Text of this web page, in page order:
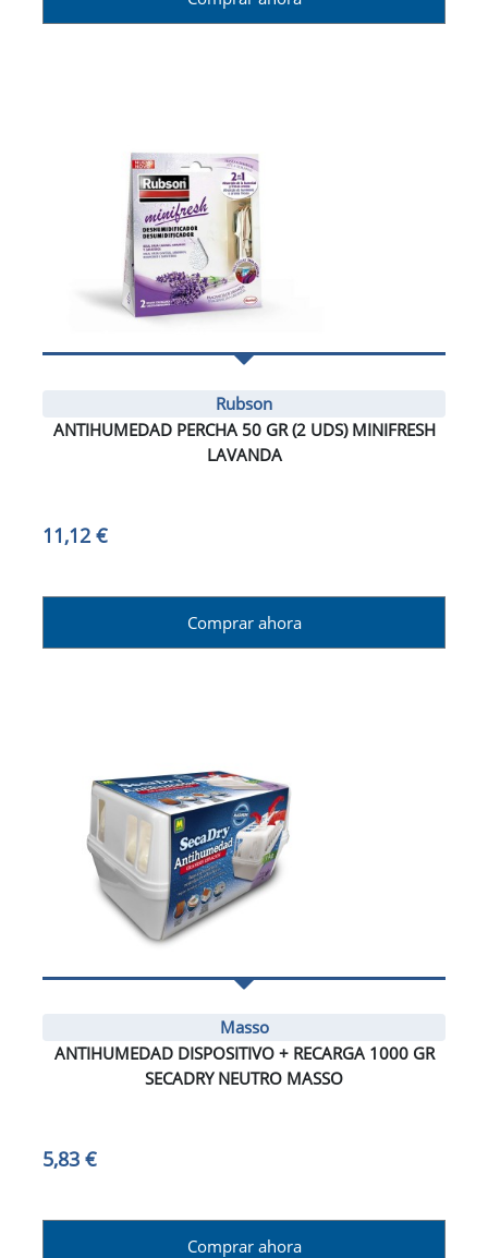
Rubson
ANTIHUMEDAD PERCHA 50 GR (2 UDS) MINIFRESH
LAVANDA
11,12 €
Comprar ahora
Masso
ANTIHUMEDAD DISPOSITIVO + RECARGA 1000 GR
SECADRY NEUTRO MASSO
5,83 €
Comprar ahora